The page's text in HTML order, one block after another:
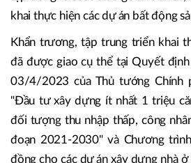
hiện các nhiệm vụ, giải pháp
thị trường bất động sản phát triển
vững. Chủ tịch UBND chủ động
tập trung rà soát tháo gỡ khó
khai thực hiện các dự án bất động
Khẩn trương, tập trung triển khai
đã được giao cụ thể tại Quyết